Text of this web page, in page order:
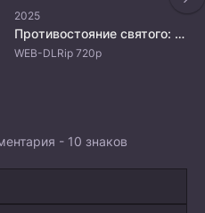
2025
Противостояние святого: Битва пришествия богов
WEB-DLRip 720p
- 10 знаков